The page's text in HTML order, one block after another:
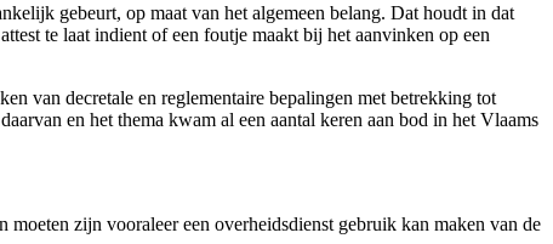
gebeurt, op maat van het algemeen belang. Dat houdt in dat
te laat indient of een foutje maakt bij het aanvinken op een
van decretale en reglementaire bepalingen met betrekking tot
en het thema kwam al een aantal keren aan bod in het Vlaams
zijn vooraleer een overheidsdienst gebruik kan maken van de